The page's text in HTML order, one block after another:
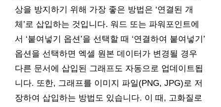
상을 방지하기 위해 가장 좋은 방법은 ‘연결된 개
체’로 삽입하는 것입니다. 워드 또는 파워포인트에
서 ‘붙여넣기 옵션’을 선택할 때 ‘연결하여 붙여넣기’
옵션을 선택하면 엑셀 원본 데이터가 변경될 경우
다른 문서에 삽입된 그래프도 자동으로 업데이트됩
니다. 또한, 그래프를 이미지 파일(PNG, JPG)로 저
장하여 삽입하는 방법도 있습니다. 이 때, 고화질로